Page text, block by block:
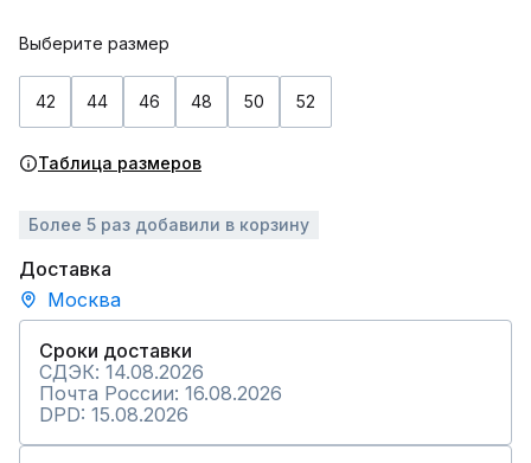
Выберите размер
42 44 46 48 50 52
Таблица размеров
Более 5 раз добавили в корзину
Доставка
Москва
Сроки доставки
СДЭК: 14.08.2026
Почта России: 16.08.2026
DPD: 15.08.2026